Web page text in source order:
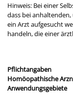
Hinweis: Bei einer
dass bei
ein Arzt aufgesucht
handeln, die einer
Pflichtangaben
Homöopathische
Anwendungsgebiete